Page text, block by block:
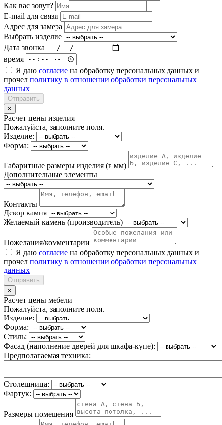
Как вас зовут?
E-mail для связи
Адрес для замера
Выбрать изделие
Дата звонка
время
Я даю согласие на обработку персональных данных и
прочел политику в отношении обработки персональных
данных
Отправить
×
Расчет цены изделия
Пожалуйста, заполните поля.
Изделие:
Форма:
Габаритные размеры изделия (в мм)
Дополнительные элементы
Контакты
Декор камня
Желаемый камень (производитель)
Пожелания/комментарии
Я даю согласие на обработку персональных данных и
прочел политику в отношении обработки персональных
данных
Отправить
×
Расчет цены мебели
Пожалуйста, заполните поля.
Изделие:
Форма:
Стиль:
Фасад (наполнение дверей для шкафа-купе):
Предполагаемая техника:
Столешница:
Фартук:
Размеры помещения